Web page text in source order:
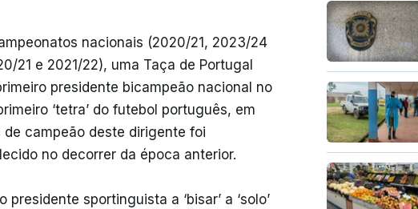
nacionais (2020/21, 2023/24
21 e 2021/22), uma Taça de Portugal
presidente bicampeão nacional no
‘tetra’ do futebol português, em
campeão deste dirigente foi
no decorrer da época anterior.
sportinguista a ‘bisar’ a ‘solo’